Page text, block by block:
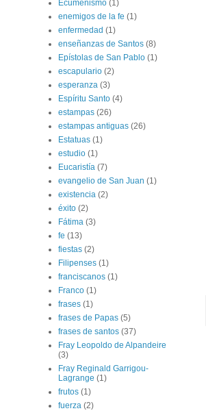
Ecumenismo (1)
enemigos de la fe (1)
enfermedad (1)
enseñanzas de Santos (8)
Epístolas de San Pablo (1)
escapulario (2)
esperanza (3)
Espíritu Santo (4)
estampas (26)
estampas antiguas (26)
Estatuas (1)
estudio (1)
Eucaristía (7)
evangelio de San Juan (1)
existencia (2)
éxito (2)
Fátima (3)
fe (13)
fiestas (2)
Filipenses (1)
franciscanos (1)
Franco (1)
frases (1)
frases de Papas (5)
frases de santos (37)
Fray Leopoldo de Alpandeire
(3)
Fray Reginald Garrigou-
Lagrange (1)
frutos (1)
fuerza (2)